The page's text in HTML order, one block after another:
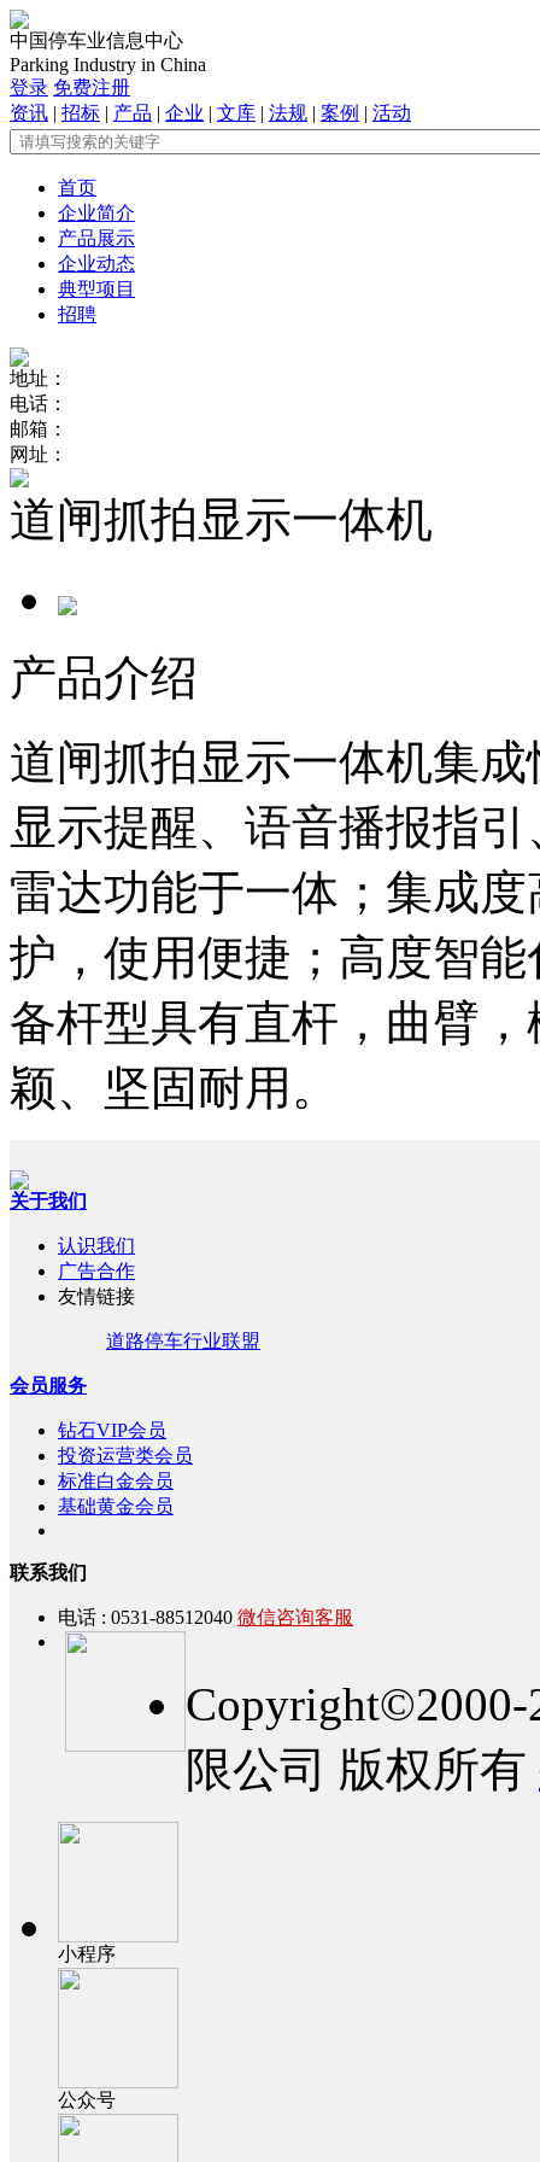
中国停车业信息中心
Parking Industry in China
登录 免费注册
资讯 | 招标 | 产品 | 企业 | 文库 | 法规 | 案例 | 活动
首页
企业简介
产品展示
企业动态
典型项目
招聘
地址：
电话：
邮箱：
网址：
道闸抓拍显示一体机
产品介绍
道闸抓拍显示一体机集
显示提醒、语音播报指
雷达功能于一体；集成
护，使用便捷；高度智
备杆型具有直杆，曲臂
颖、坚固耐用。
关于我们
认识我们
广告合作
友情链接
道路停车行业联盟
会员服务
钻石VIP会员
投资运营类会员
标准白金会员
基础黄金会员
联系我们
电话 : 0531-88512040 微信咨询客服
限公司 版权所有
小程序
公众号